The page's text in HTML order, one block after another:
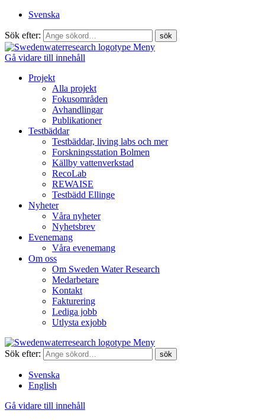
Svenska
Sök efter:
Meny
Gå vidare till innehåll
Projekt
Alla projekt
Fokusområden
Avhandlingar
Publikationer
Testbäddar
Testbäddar, living labs och mer
Forskningsstation Bolmen
Källby vattenverkstad
RecoLab
REWAISE
Testbädd Ellinge
Nyheter
Våra nyheter
Nyhetsbrev
Evenemang
Våra evenemang
Om oss
Om Sweden Water Research
Medarbetare
Kontakt
Fakturering
Lediga jobb
Utlysta exjobb
Meny
Sök efter:
Svenska
English
Gå vidare till innehåll